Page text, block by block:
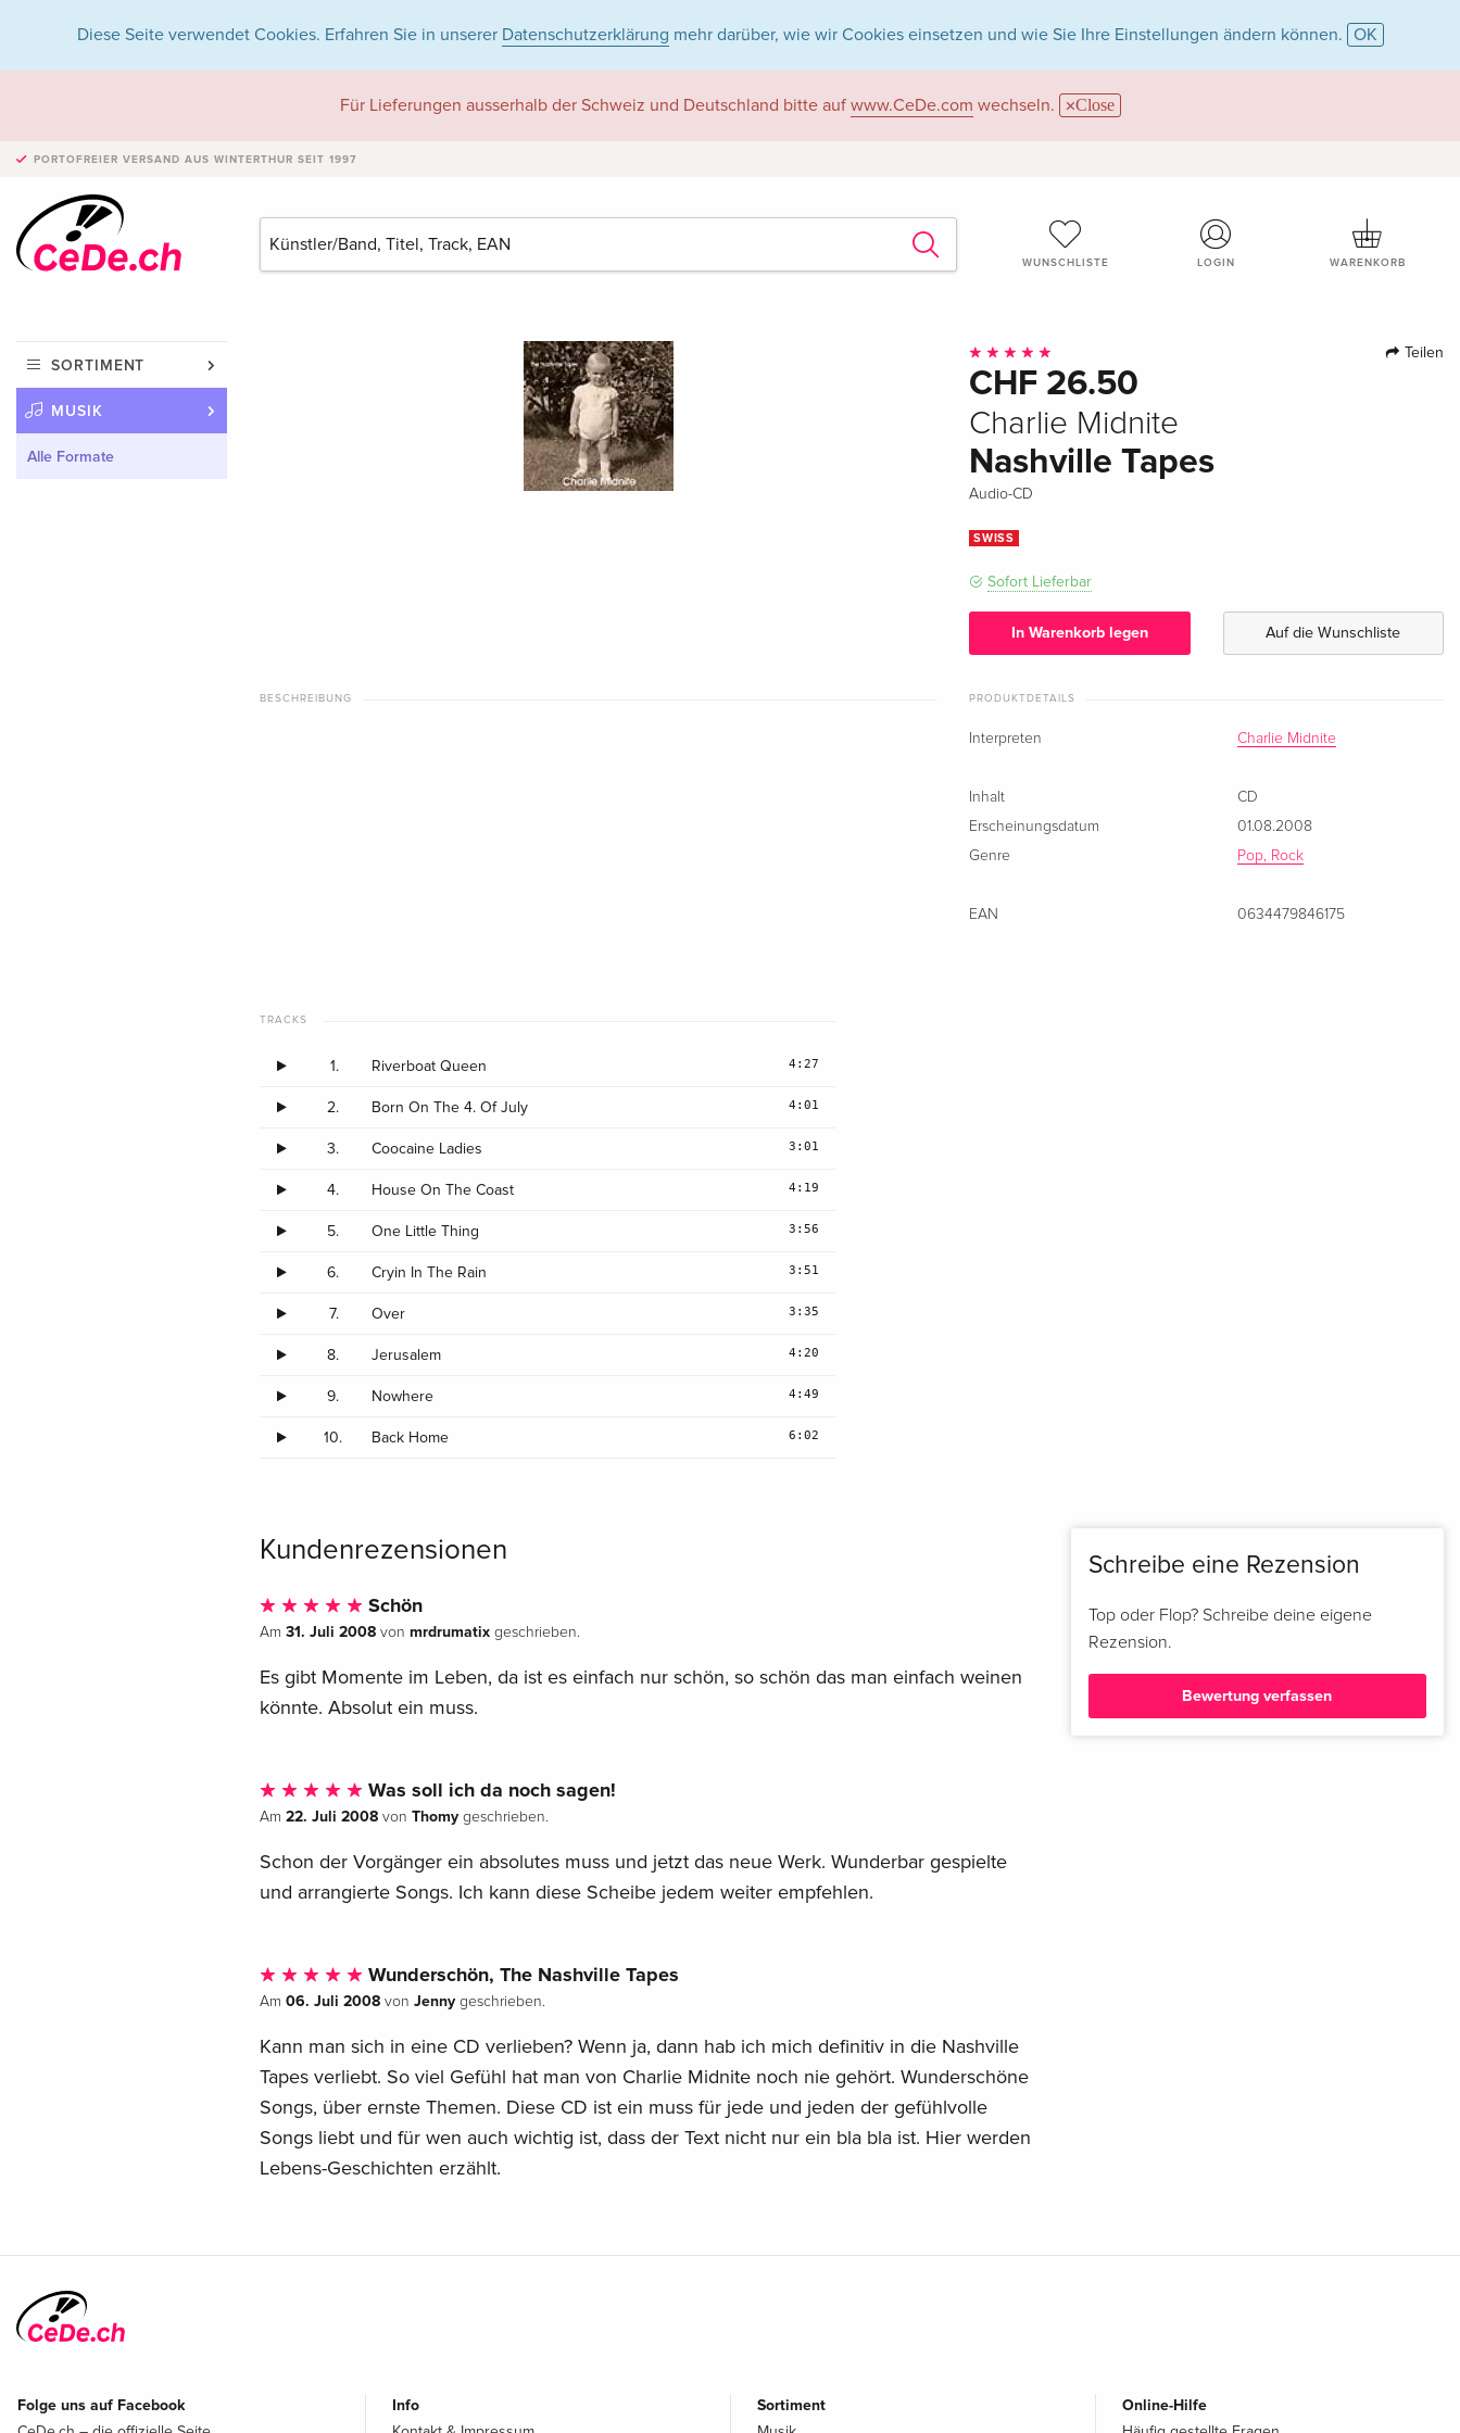
Diese Seite verwendet Cookies. Erfahren Sie in unserer Datenschutzerklärung mehr darüber, wie wir Cookies einsetzen und wie Sie Ihre Einstellungen ändern können. OK
Für Lieferungen ausserhalb der Schweiz und Deutschland bitte auf www.CeDe.com wechseln. Close
PORTOFREIER VERSAND AUS WINTERTHUR SEIT 1997
WUNSCHLISTE LOGIN WARENKORB
SORTIMENT
MUSIK
Alle Formate
Teilen
CHF 26.50
Charlie Midnite
Nashville Tapes
Audio-CD
SWISS
Sofort Lieferbar
In Warenkorb legen Auf die Wunschliste
BESCHREIBUNG PRODUKTDETAILS
Interpreten Charlie Midnite
Inhalt
CD
Erscheinungsdatum
01.08.2008
Genre
Pop, Rock
EAN 0634479846175
TRACKS
1. Riverboat Queen 4:27
2. Born On The 4. Of July 4:01
3. Coocaine Ladies 3:01
4. House On The Coast 4:19
5. One Little Thing 3:56
6. Cryin In The Rain 3:51
7. Over 3:35
8. Jerusalem 4:20
9. Nowhere 4:49
10. Back Home 6:02
Kundenrezensionen
Schön
Am 31. Juli 2008von mrdrumatixgeschrieben.
Es gibt Momente im Leben, da ist es einfach nur schön, so schön das man einfach weinen
könnte. Absolut ein muss.
Was soll ich da noch sagen!
Am 22. Juli 2008von Thomygeschrieben.
Schon der Vorgänger ein absolutes muss und jetzt das neue Werk. Wunderbar gespielte
und arrangierte Songs. Ich kann diese Scheibe jedem weiter empfehlen.
Wunderschön, The Nashville Tapes
Am 06. Juli 2008von Jennygeschrieben.
Kann man sich in eine CD verlieben? Wenn ja, dann hab ich mich definitiv in die Nashville
Tapes verliebt. So viel Gefühl hat man von Charlie Midnite noch nie gehört. Wunderschöne
Songs, über ernste Themen. Diese CD ist ein muss für jede und jeden der gefühlvolle
Songs liebt und für wen auch wichtig ist, dass der Text nicht nur ein bla bla ist. Hier werden
Lebens-Geschichten erzählt.
Schreibe eine Rezension
Top oder Flop? Schreibe deine eigene
Rezension.
Bewertung verfassen
Folge uns auf Facebook
Info
Sortiment
Online-Hilfe